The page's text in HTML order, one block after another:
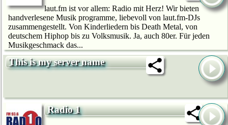
laut.fm ist vor allem: Radio mit Herz! Wir bie­ten
handverlesene Musik programme, liebevoll von laut.fm-DJs
zusammengestellt. Von Kinderliedern bis Death Metal, von
deutschem Hip­hop bis zu Volksmusik. Ja, auch 80er. Für jeden
Musikgeschmack das...
This is my server name
Radio 1